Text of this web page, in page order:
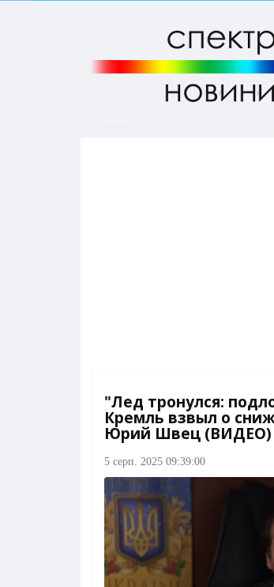
"Лед тронулся:
Кремль взвыл о
Юрий Швец (ВИДЕО)
5 серп. 2025 09:39:00